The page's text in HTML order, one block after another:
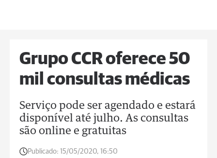
Grupo CCR oferece 50
mil consultas médicas
Serviço pode ser agendado e estará
disponível até julho. As consultas
são online e gratuitas
Publicado: 15/05/2020, 16:50